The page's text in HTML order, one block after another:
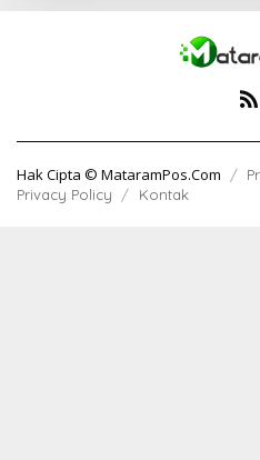
Hak Cipta © MataramPos.Com
Privacy Policy
Kontak